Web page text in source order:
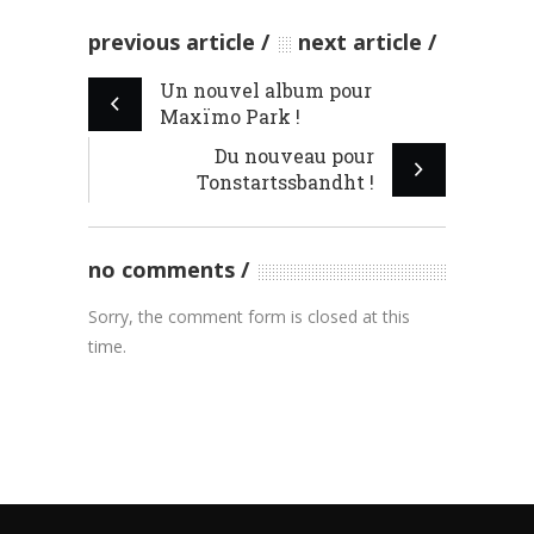
previous article next article
Un nouvel album pour
Maxïmo Park !
Du nouveau pour
Tonstartssbandht !
no comments
Sorry, the comment form is closed at this
time.